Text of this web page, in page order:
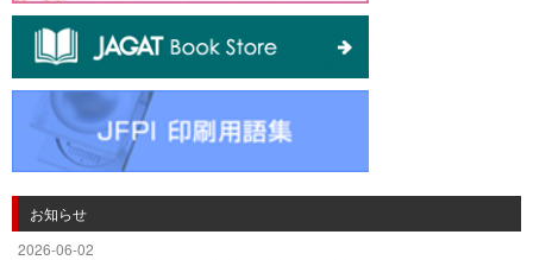
お知らせ
2026-06-02